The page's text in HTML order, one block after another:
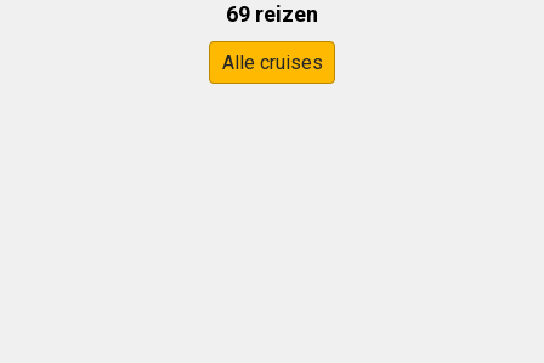
69 reizen
Alle cruises